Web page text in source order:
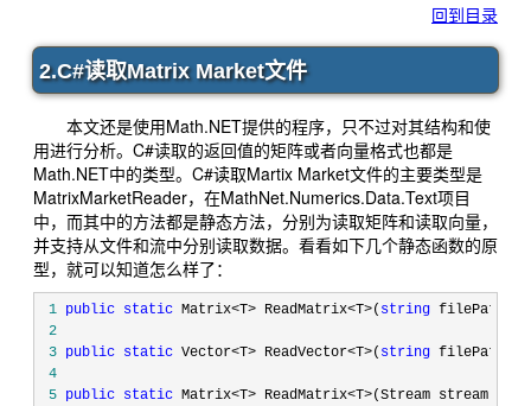
回到目录
2.C#读取Matrix Market文件
本文还是使用Math.NET提供的程序，只不过对其结构和使
用进行分析。C#读取的返回值的矩阵或者向量格式也都是
Math.NET中的类型。C#读取Martix Market文件的主要类型是
MatrixMarketReader，在MathNet.Numerics.Data.Text项目
中，而其中的方法都是静态方法，分别为读取矩阵和读取向量，
并支持从文件和流中分别读取数据。看看如下几个静态函数的原
型，就可以知道怎么样了：
1 public static Matrix<T> ReadMatrix<T>( string
2
3 public static Vector<T> ReadVector<T>( string
4
5 public static Matrix<T> ReadMatrix<T>(Stream stream)